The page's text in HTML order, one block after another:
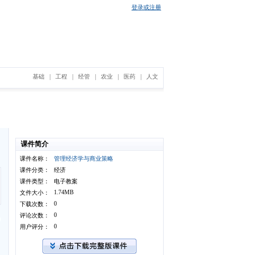
登录或注册
基础 工程 经管 农业 医药 人文
课件简介
课件名称：
管理经济学与商业策略
课件分类：
经济
课件类型：
电子教案
文件大小：
1.74MB
下载次数：
0
评论次数：
0
用户评分：
0